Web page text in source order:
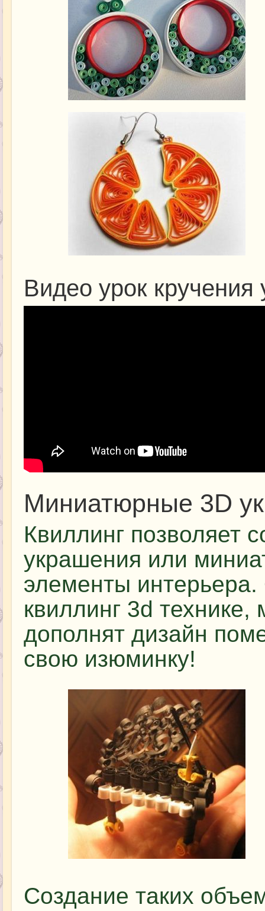
Видео урок кручения
Миниатюрные 3D
Квиллинг позволяет
украшения или
элементы
квиллинг 3d технике,
дополнят дизайн
свою изюминку!
Создание таких